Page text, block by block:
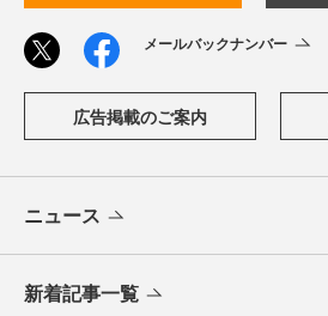
メールバックナンバー
広告掲載のご案内
ニュース
新着記事一覧